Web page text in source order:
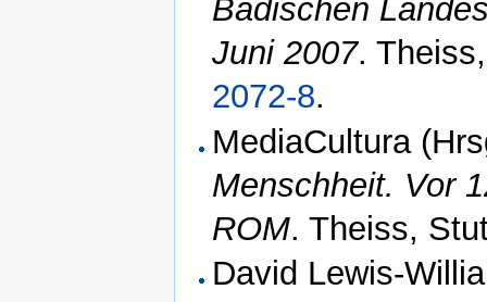
Badischen
Juni 2007.
2072-8.
MediaCultura
Menschheit. Vor
ROM. Theiss,
David Lewis-